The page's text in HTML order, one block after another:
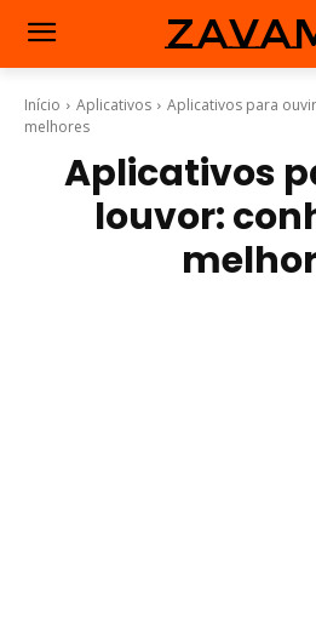
Início Aplicativos
Aplicativos para
melhores
Aplicativos
louvor: